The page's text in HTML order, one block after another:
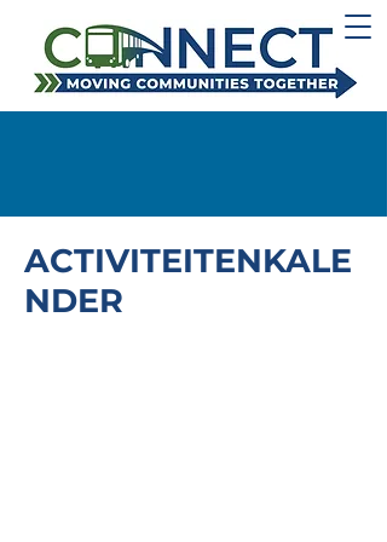
ACTIVITEITENKALE
NDER